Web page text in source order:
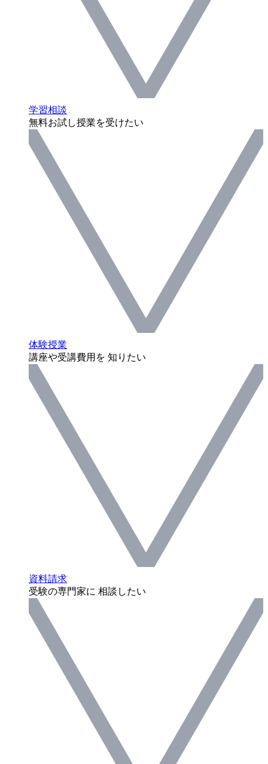
学習相談
無料お試し授業を受けたい
体験授業
講座や受講費用を 知りたい
資料請求
受験の専門家に 相談したい